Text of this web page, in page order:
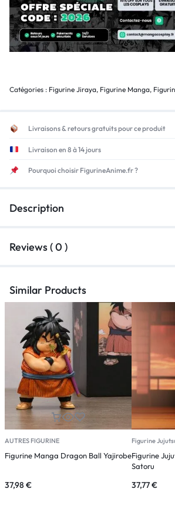
Catégories : Figurine Jiraya, Figurine Manga,
Livraisons & retours gratuits pour ce produit
Livraison en 8 à 14 jours
Pourquoi choisir FigurineAnime.fr ?
Description
Reviews ( 0 )
Similar Products
AUTRES FIGURINE
Figurine Manga Dragon Ball Yajirobe
37,98€
Figurine
Figurine
Satoru
37,77€